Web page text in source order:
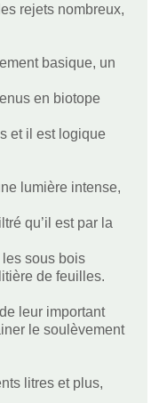
rejets nombreux,
basique, un
en biotope
et il est logique
lumière intense,
qu’il est par la
sous bois
de feuilles.
leur important
le soulèvement
litres et plus,